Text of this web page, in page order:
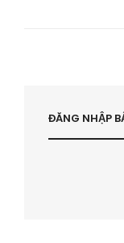
HỌC
VIỆN
BẤT
ĐĂNG NHẬP